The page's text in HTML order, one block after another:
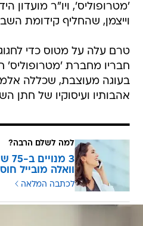
'מטרופוליס', ויו"ר מועדון
וייצמן, שהחליף קידומת
טרם עלה על מטוס כדי לחגוג
חבריו מחברת 'מטרופוליס'
בעוגה מעוצבת, שכללה
אהבותיו ועיסוקיו של חתן
למה לשלם הרבה?
3
וואלה מובייל
לכתבה המלאה